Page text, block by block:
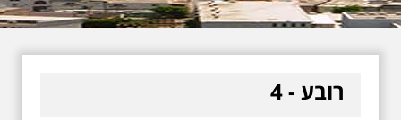
English עברית צור קשר
רובע - 4